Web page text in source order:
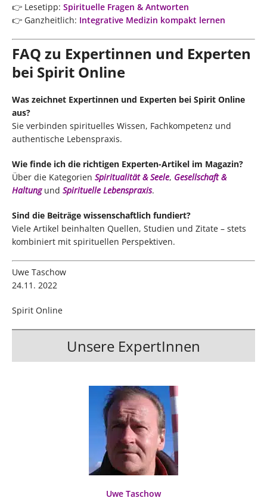
👉 Lesetipp: Spirituelle Fragen & Antworten
👉 Ganzheitlich: Integrative Medizin kompakt lernen
FAQ zu Expertinnen und Experten
bei Spirit Online
Was zeichnet Expertinnen und Experten bei Spirit Online
aus?
Sie verbinden spirituelles Wissen, Fachkompetenz und
authentische Lebenspraxis.
Wie finde ich die richtigen Experten-Artikel im Magazin?
Über die Kategorien Spiritualität & Seele, Gesellschaft &
Haltungund Spirituelle Lebenspraxis.
Sind die Beiträge wissenschaftlich fundiert?
Viele Artikel beinhalten Quellen, Studien und Zitate – stets
kombiniert mit spirituellen Perspektiven.
Uwe Taschow
24.11. 2022
Spirit Online
Unsere ExpertInnen
Uwe Taschow